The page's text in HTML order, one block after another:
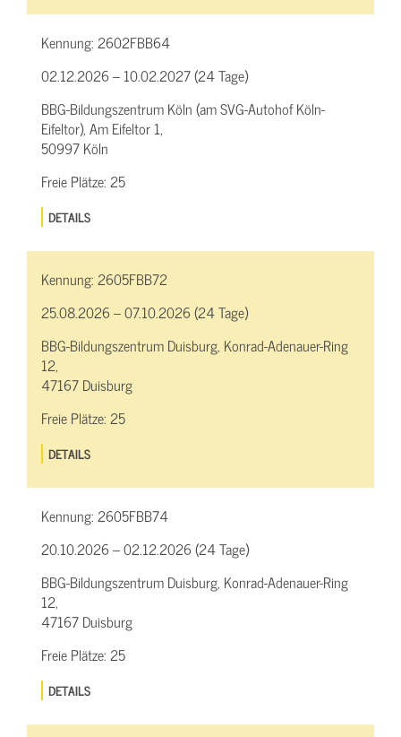
Kennung:2602FBB64
02.12.2026 – 10.02.2027 (24 Tage)
BBG-Bildungszentrum Köln (am SVG-Autohof Köln-
Eifeltor), Am Eifeltor 1,
50997 Köln
Freie Plätze:25
DETAILS
Kennung:2605FBB72
25.08.2026 – 07.10.2026 (24 Tage)
BBG-Bildungszentrum Duisburg, Konrad-Adenauer-Ring
12,
47167 Duisburg
Freie Plätze:25
DETAILS
Kennung:2605FBB74
20.10.2026 – 02.12.2026 (24 Tage)
BBG-Bildungszentrum Duisburg, Konrad-Adenauer-Ring
12,
47167 Duisburg
Freie Plätze:25
DETAILS